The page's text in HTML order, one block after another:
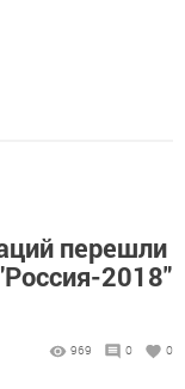
перешли
2018"
969 0 0